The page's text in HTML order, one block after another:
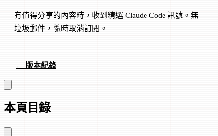
有值得分享的內容時，收到精選 Claude Code 訊號。無
垃圾郵件，隨時取消訂閱。
← 版本紀錄
本頁目錄